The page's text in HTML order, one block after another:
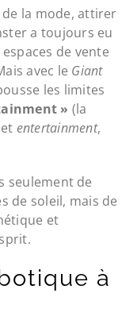
la mode, attirer
a toujours eu
de vente
avec le Giant
les limites
» (la
entertainment,
seulement de
de soleil, mais de
et
à